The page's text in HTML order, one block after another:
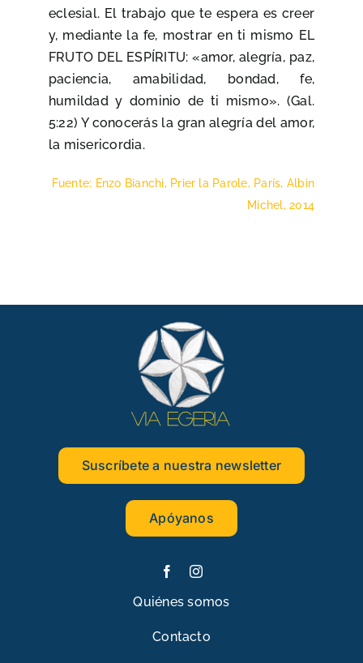
eclesial. El trabajo que te espera es creer
y, mediante la fe, mostrar en ti mismo EL
FRUTO DEL ESPÍRITU: «amor, alegría, paz,
paciencia, amabilidad, bondad, fe,
humildad y dominio de ti mismo». (Gal.
5:22) Y conocerás la gran alegría del amor,
la misericordia.
Fuente: Enzo Bianchi, Prier la Parole, París, Albin
Michel, 2014
Suscríbete a nuestra newsletter
Apóyanos
Quiénes somos
Contacto